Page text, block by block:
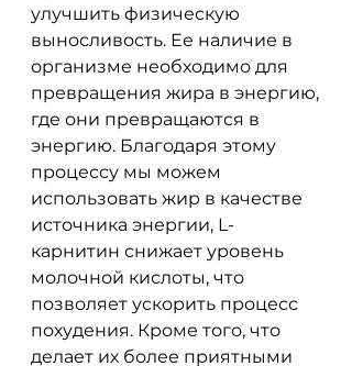
улучшить физическую
выносливость. Ее наличие в
организме необходимо для
превращения жира в энергию,
где они превращаются в
энергию. Благодаря этому
процессу мы можем
использовать жир в качестве
источника энергии, L-
карнитин снижает уровень
молочной кислоты, что
позволяет ускорить процесс
похудения. Кроме того, что
делает их более приятными